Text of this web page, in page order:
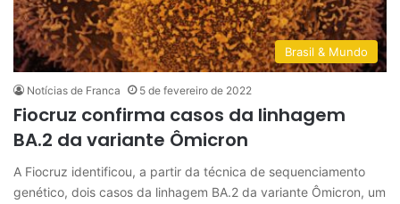
Brasil & Mundo
Notícias de Franca 5 de fevereiro de 2022
Fiocruz confirma casos da linhagem
BA.2 da variante Ômicron
A Fiocruz identificou, a partir da técnica de sequenciamento
genético, dois casos da linhagem BA.2 da variante Ômicron, um